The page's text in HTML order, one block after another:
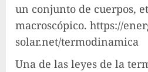
un conjunto de cuerpos,
macroscópico. https://
solar.net/termodinamica
Una de las leyes de la